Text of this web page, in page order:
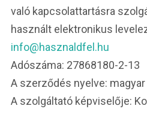
való kapcsolattartásra
használt elektronikus
info@hasznaldfel.hu
Adószáma: 27868180-2-13
A szerződés nyelve: magyar
A szolgáltató képviselője: